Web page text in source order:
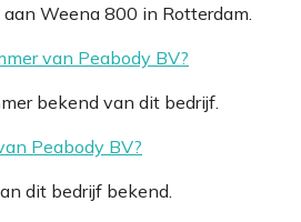
Weena 800 in Rotterdam.
van Peabody BV?
bekend van dit bedrijf.
Peabody BV?
dit bedrijf bekend.